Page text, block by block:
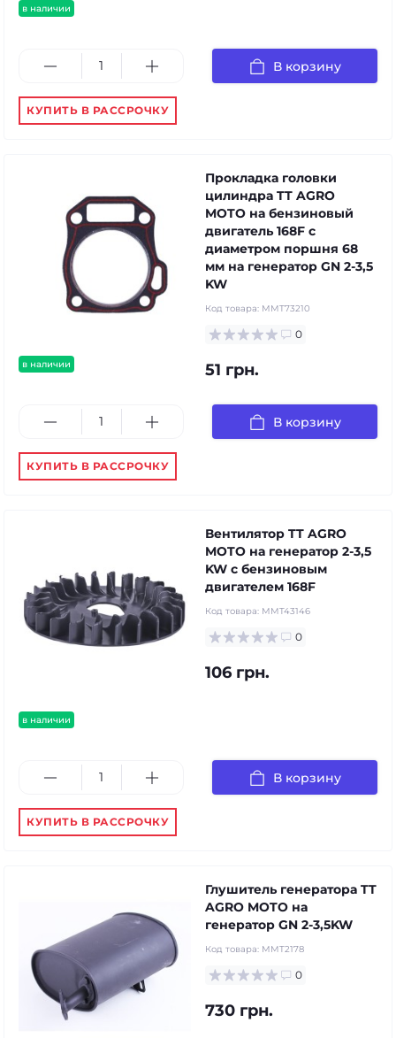
в наличии
В корзину
КУПИТЬ В РАССРОЧКУ
в наличии
Прокладка головки
цилиндра TT AGRO
MOTO на бензиновый
двигатель 168F с
диаметром поршня 68
мм на генератор GN 2-3,5
KW
Код товара: MMT73210
0
51 грн.
В корзину
КУПИТЬ В РАССРОЧКУ
в наличии
Вентилятор TT AGRO
MOTO на генератор 2-3,5
KW с бензиновым
двигателем 168F
Код товара: MMT43146
0
106 грн.
В корзину
КУПИТЬ В РАССРОЧКУ
Глушитель генератора TT
AGRO MOTO на
генератор GN 2-3,5KW
Код товара: MMT2178
0
730 грн.